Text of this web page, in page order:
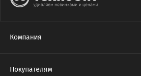
Компания
Покупателям